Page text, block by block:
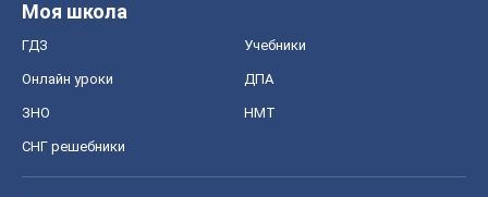
Новости медицины
Шоу
Афиша Сплетни
Красота
Женский Журнал